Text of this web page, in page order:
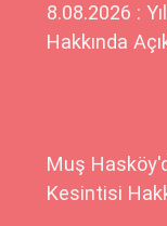
8.08.2026 :
Hakkında
Muş
Kesintisi